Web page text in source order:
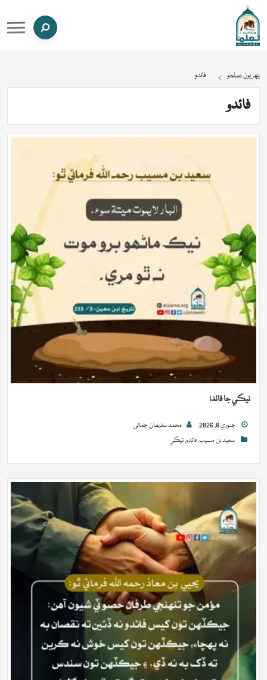
پهريون صفحو فائدو
فائدو
نيڪي جا فائدا
جنوري 8, 2026
محمد سلیمان جمالی
سعيد بن مسيب,فائدو,نيڪي